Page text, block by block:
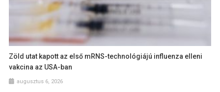
Zöld utat kapott az első mRNS-technológiájú influenza elleni
vakcina az USA-ban
augusztus 6, 2026